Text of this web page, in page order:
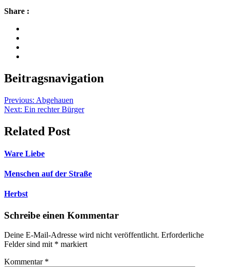
Share :
Beitragsnavigation
Previous: Abgehauen
Next: Ein rechter Bürger
Related Post
Ware Liebe
Menschen auf der Straße
Herbst
Schreibe einen Kommentar
Deine E-Mail-Adresse wird nicht veröffentlicht. Erforderliche
Felder sind mit * markiert
Kommentar *